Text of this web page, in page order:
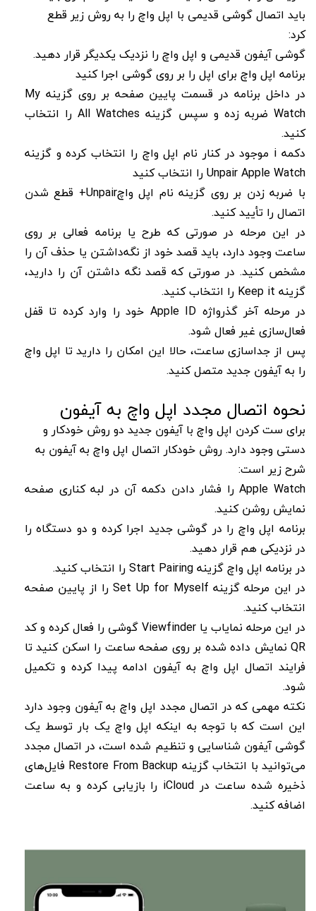
باید اتصال گوشی قدیمی با اپل واچ را به روش زیر قطع
کرد:
گوشی آیفون قدیمی و اپل واچ را نزدیک یکدیگر قرار دهید.
برنامه اپل واچ برای اپل را بر روی گوشی اجرا کنید
در داخل برنامه در قسمت پایین صفحه بر روی گزینه My
Watch ضربه زده و سپس گزینه All Watches را انتخاب
کنید.
دکمه i موجود در کنار نام اپل واچ را انتخاب کرده و گزینه
Unpair Apple Watch را انتخاب کنید
با ضربه زدن بر روی گزینه نام اپل واچUnpair+ قطع شدن
اتصال را تأیید کنید.
در این مرحله در صورتی که طرح یا برنامه فعالی بر روی
ساعت وجود دارد، باید قصد خود از نگه‌داشتن یا حذف آن را
مشخص کنید. در صورتی که قصد نگه داشتن آن را دارید،
گزینه Keep it را انتخاب کنید.
در مرحله آخر گذرواژه Apple ID خود را وارد کرده تا قفل
فعال‌سازی غیر فعال شود.
پس از جداسازی ساعت، حالا این امکان را دارید تا اپل واچ
را به آیفون جدید متصل کنید.
نحوه اتصال مجدد اپل واچ به آیفون
برای ست کردن اپل واچ با آیفون جدید دو روش خودکار و
دستی وجود دارد. روش خودکار اتصال اپل واچ به آیفون به
شرح زیر است:
Apple Watch را فشار دادن دکمه آن در لبه کناری صفحه
نمایش روشن کنید.
برنامه اپل واچ را در گوشی جدید اجرا کرده و دو دستگاه را
در نزدیکی هم قرار دهید.
در برنامه اپل واچ گزینه Start Pairing را انتخاب کنید.
در این مرحله گزینه Set Up for Myself را از پایین صفحه
انتخاب کنید.
در این مرحله نمایاب یا Viewfinder گوشی را فعال کرده و کد
QR نمایش داده شده بر روی صفحه ساعت را اسکن کنید تا
فرایند اتصال اپل واچ به آیفون ادامه پیدا کرده و تکمیل
شود.
نکته مهمی که در اتصال مجدد اپل واچ به آیفون وجود دارد
این است که با توجه به اینکه اپل واچ یک بار توسط یک
گوشی آیفون شناسایی و تنظیم شده است، در اتصال مجدد
می‌توانید با انتخاب گزینه Restore From Backup فایل‌های
ذخیره شده ساعت در iCloud را بازیابی کرده و به ساعت
اضافه کنید.